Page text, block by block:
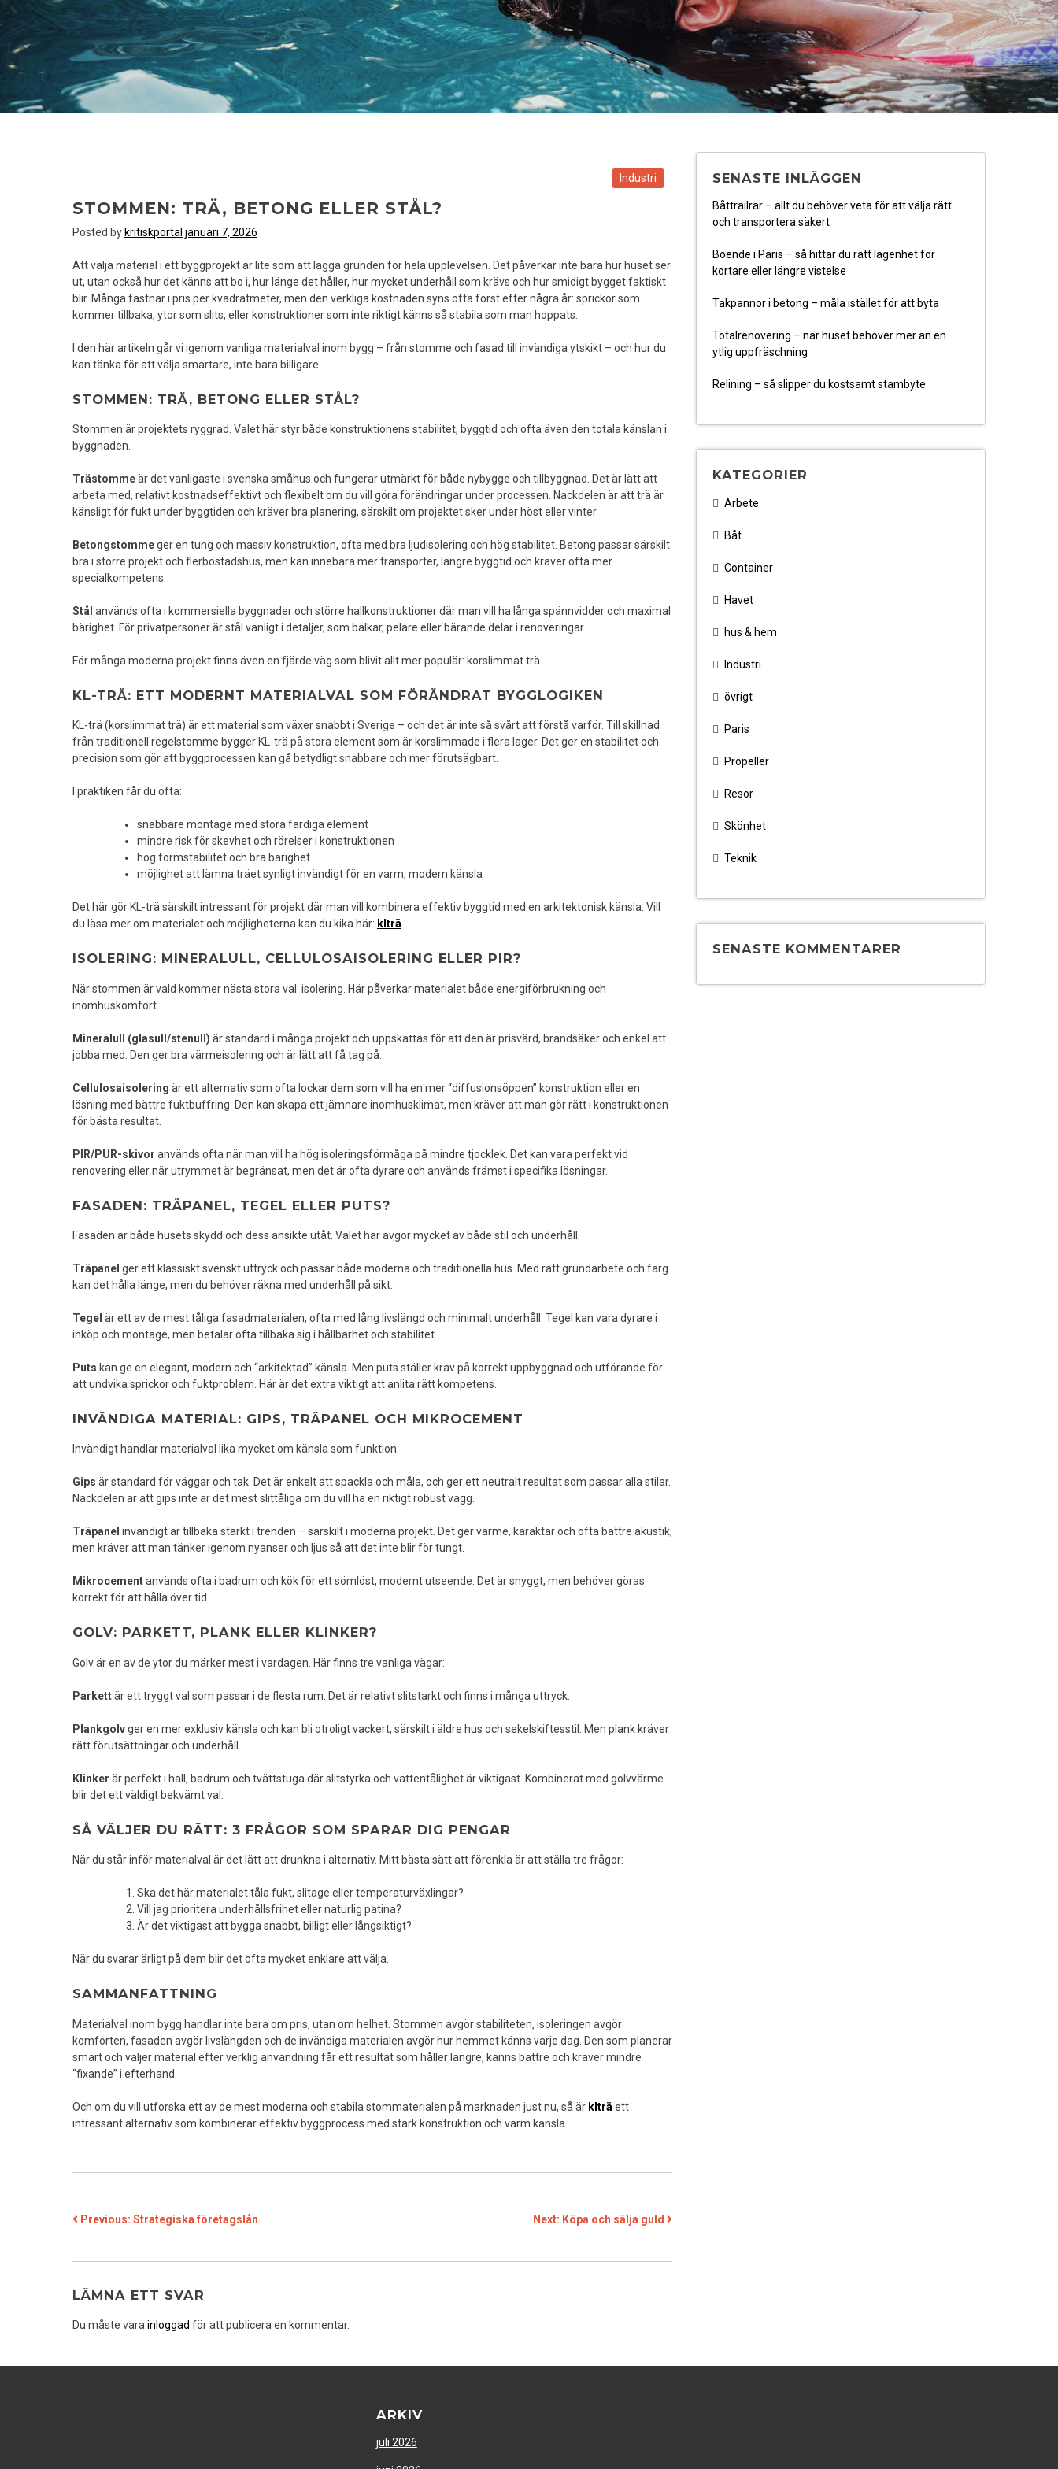
Industri
STOMMEN: TRÄ, BETONG ELLER STÅL?
Posted bykritiskportal januari 7, 2026
Att välja material i ett byggprojekt är lite som att lägga grunden för hela upplevelsen. Det påverkar inte bara hur huset ser
ut, utan också hur det känns att bo i, hur länge det håller, hur mycket underhåll som krävs och hur smidigt bygget faktiskt
blir. Många fastnar i pris per kvadratmeter, men den verkliga kostnaden syns ofta först efter några år: sprickor som
kommer tillbaka, ytor som slits, eller konstruktioner som inte riktigt känns så stabila som man hoppats.
I den här artikeln går vi igenom vanliga materialval inom bygg – från stomme och fasad till invändiga ytskikt – och hur du
kan tänka för att välja smartare, inte bara billigare.
STOMMEN: TRÄ, BETONG ELLER STÅL?
Stommen är projektets ryggrad. Valet här styr både konstruktionens stabilitet, byggtid och ofta även den totala känslan i
byggnaden.
Trästommeär det vanligaste i svenska småhus och fungerar utmärkt för både nybygge och tillbyggnad. Det är lätt att
arbeta med, relativt kostnadseffektivt och flexibelt om du vill göra förändringar under processen. Nackdelen är att trä är
känsligt för fukt under byggtiden och kräver bra planering, särskilt om projektet sker under höst eller vinter.
Betongstommeger en tung och massiv konstruktion, ofta med bra ljudisolering och hög stabilitet. Betong passar särskilt
bra i större projekt och flerbostadshus, men kan innebära mer transporter, längre byggtid och kräver ofta mer
specialkompetens.
Stål används ofta i kommersiella byggnader och större hallkonstruktioner där man vill ha långa spännvidder och maximal
bärighet. För privatpersoner är stål vanligt i detaljer, som balkar, pelare eller bärande delar i renoveringar.
För många moderna projekt finns även en fjärde väg som blivit allt mer populär: korslimmat trä.
KL-TRÄ: ETT MODERNT MATERIALVAL SOM FÖRÄNDRAT BYGGLOGIKEN
KL-trä (korslimmat trä) är ett material som växer snabbt i Sverige – och det är inte så svårt att förstå varför. Till skillnad
från traditionell regelstomme bygger KL-trä på stora element som är korslimmade i flera lager. Det ger en stabilitet och
precision som gör att byggprocessen kan gå betydligt snabbare och mer förutsägbart.
I praktiken får du ofta:
snabbare montage med stora färdiga element
mindre risk för skevhet och rörelser i konstruktionen
hög formstabilitet och bra bärighet
möjlighet att lämna träet synligt invändigt för en varm, modern känsla
Det här gör KL-trä särskilt intressant för projekt där man vill kombinera effektiv byggtid med en arkitektonisk känsla. Vill
du läsa mer om materialet och möjligheterna kan du kika här: klträ.
ISOLERING: MINERALULL, CELLULOSAISOLERING ELLER PIR?
När stommen är vald kommer nästa stora val: isolering. Här påverkar materialet både energiförbrukning och
inomhuskomfort.
Mineralull (glasull/stenull) är standard i många projekt och uppskattas för att den är prisvärd, brandsäker och enkel att
jobba med. Den ger bra värmeisolering och är lätt att få tag på.
Cellulosaisolering är ett alternativ som ofta lockar dem som vill ha en mer “diffusionsöppen” konstruktion eller en
lösning med bättre fuktbuffring. Den kan skapa ett jämnare inomhusklimat, men kräver att man gör rätt i konstruktionen
för bästa resultat.
PIR/PUR-skivor används ofta när man vill ha hög isoleringsförmåga på mindre tjocklek. Det kan vara perfekt vid
renovering eller när utrymmet är begränsat, men det är ofta dyrare och används främst i specifika lösningar.
FASADEN: TRÄPANEL, TEGEL ELLER PUTS?
Fasaden är både husets skydd och dess ansikte utåt. Valet här avgör mycket av både stil och underhåll.
Träpanel ger ett klassiskt svenskt uttryck och passar både moderna och traditionella hus. Med rätt grundarbete och färg
kan det hålla länge, men du behöver räkna med underhåll på sikt.
Tegel är ett av de mest tåliga fasadmaterialen, ofta med lång livslängd och minimalt underhåll. Tegel kan vara dyrare i
inköp och montage, men betalar ofta tillbaka sig i hållbarhet och stabilitet.
Puts kan ge en elegant, modern och “arkitektad” känsla. Men puts ställer krav på korrekt uppbyggnad och utförande för
att undvika sprickor och fuktproblem. Här är det extra viktigt att anlita rätt kompetens.
INVÄNDIGA MATERIAL: GIPS, TRÄPANEL OCH MIKROCEMENT
Invändigt handlar materialval lika mycket om känsla som funktion.
Gips är standard för väggar och tak. Det är enkelt att spackla och måla, och ger ett neutralt resultat som passar alla stilar.
Nackdelen är att gips inte är det mest slittåliga om du vill ha en riktigt robust vägg.
Träpanel invändigt är tillbaka starkt i trenden – särskilt i moderna projekt. Det ger värme, karaktär och ofta bättre akustik,
men kräver att man tänker igenom nyanser och ljus så att det inte blir för tungt.
Mikrocementanvänds ofta i badrum och kök för ett sömlöst, modernt utseende. Det är snyggt, men behöver göras
korrekt för att hålla över tid.
GOLV: PARKETT, PLANK ELLER KLINKER?
Golv är en av de ytor du märker mest i vardagen. Här finns tre vanliga vägar:
Parkettär ett tryggt val som passar i de flesta rum. Det är relativt slitstarkt och finns i många uttryck.
Plankgolvger en mer exklusiv känsla och kan bli otroligt vackert, särskilt i äldre hus och sekelskiftesstil. Men plank kräver
rätt förutsättningar och underhåll.
Klinker är perfekt i hall, badrum och tvättstuga där slitstyrka och vattentålighet är viktigast. Kombinerat med golvvärme
blir det ett väldigt bekvämt val.
SÅ VÄLJER DU RÄTT: 3 FRÅGOR SOM SPARAR DIG PENGAR
När du står inför materialval är det lätt att drunkna i alternativ. Mitt bästa sätt att förenkla är att ställa tre frågor:
Ska det här materialet tåla fukt, slitage eller temperaturväxlingar?
Vill jag prioritera underhållsfrihet eller naturlig patina?
Är det viktigast att bygga snabbt, billigt eller långsiktigt?
När du svarar ärligt på dem blir det ofta mycket enklare att välja.
SAMMANFATTNING
Materialval inom bygg handlar inte bara om pris, utan om helhet. Stommen avgör stabiliteten, isoleringen avgör
komforten, fasaden avgör livslängden och de invändiga materialen avgör hur hemmet känns varje dag. Den som planerar
smart och väljer material efter verklig användning får ett resultat som håller längre, känns bättre och kräver mindre
“fixande” i efterhand.
Och om du vill utforska ett av de mest moderna och stabila stommaterialen på marknaden just nu, så är klträ ett
intressant alternativ som kombinerar effektiv byggprocess med stark konstruktion och varm känsla.
INLÄGGSNAVIGERING
Previous: Strategiska företagslån Next: Köpa och sälja guld
LÄMNA ETT SVAR
Du måste vara inloggad för att publicera en kommentar.
SENASTE INLÄGGEN
Båttrailrar – allt du behöver veta för att välja rätt
och transportera säkert
Boende i Paris – så hittar du rätt lägenhet för
kortare eller längre vistelse
Takpannor i betong – måla istället för att byta
Totalrenovering – när huset behöver mer än en
ytlig uppfräschning
Relining – så slipper du kostsamt stambyte
KATEGORIER
Arbete
Båt
Container
Havet
hus & hem
Industri
övrigt
Paris
Propeller
Resor
Skönhet
Teknik
SENASTE KOMMENTARER
ARKIV
juli 2026